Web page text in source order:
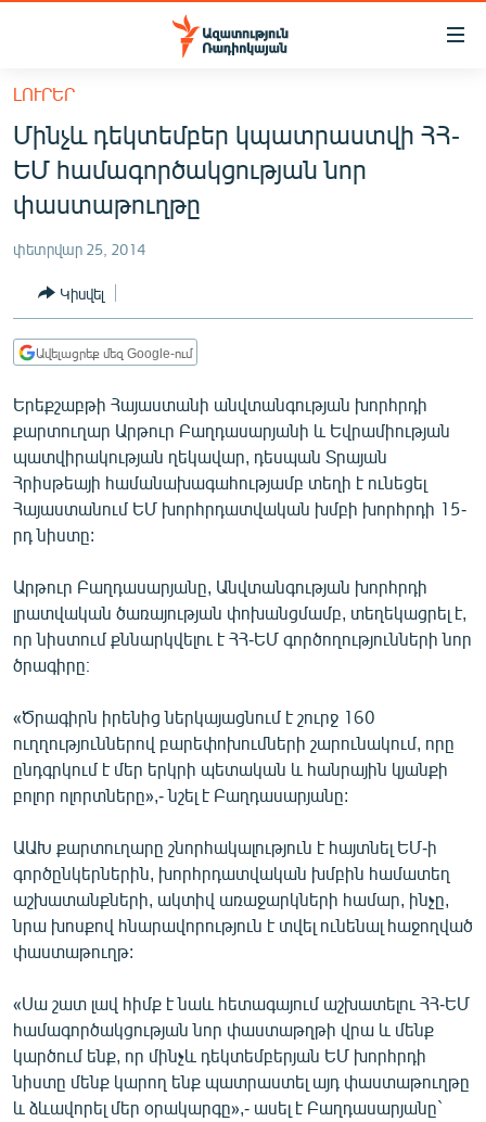
Մատչելիության
հիմնական
բովանդակությանը
Անցնել
հիմնական
մենյուին
ՀԱՅԱՍՏԱՆ
ՔԱՂԱՔԱԿԱՆ
ՀԱՍԱՐԱԿՈՒԹՅՈՒՆ
ՏՆՏԵՍՈՒԹՅՈՒՆ
ՊԱՏԵՐԱԶՄԻ 6 ՇԱԲԱԹՆԵՐԸ
ՏԱՐԱԾԱՇՐՋԱՆ
ՄԻՋԱԶԳԱՅԻՆ
ՄՇԱԿՈՒՅԹ
ՍՊՈՐՏ
ՄԵԿՆԱԲԱՆՈՒԹՅՈՒՆ
ՏՏ ԵՒ ԻՆՏԵՐՆԵՏ
ԱՐԽԻՎ
ՏԵՍԱՆՅՈՒԹԵՐ
ՁԳՏԵԼՈՎ ԼԱՎԱԳՈՒՅՆԻՆ
ՓՈԴՔԱՍԹ
Հայերեն
Русский
ՀԵՏԵՎԵՔ ՄԵԶ
ԼՈՒՐԵՐ
Մինչև դեկտեմբեր կպատրաստվի ՀՀ-
ԵՄ համագործակցության նոր
փաստաթուղթը
փետրվար 25, 2014
Կիսվել
Ավելացրեք մեզ Google-ում
Երեքշաբթի Հայաստանի անվտանգության խորհրդի
քարտուղար Արթուր Բաղդասարյանի և Եվրամիության
պատվիրակության ղեկավար, դեսպան Տրայան
Հրիսթեայի համանախագահությամբ տեղի է ունեցել
Հայաստանում ԵՄ խորհրդատվական խմբի խորհրդի 15-
րդ նիստը:
Արթուր Բաղդասարյանը, Անվտանգության խորհրդի
լրատվական ծառայության փոխանցմամբ, տեղեկացրել է,
որ նիստում քննարկվելու է ՀՀ-ԵՄ գործողությունների նոր
ծրագիրը։
«Ծրագիրն իրենից ներկայացնում է շուրջ 160
ուղղություններով բարեփոխումների շարունակում, որը
ընդգրկում է մեր երկրի պետական և հանրային կյանքի
բոլոր ոլորտները»,- նշել է Բաղդասարյանը:
ԱԱԽ քարտուղարը շնորհակալություն է հայտնել ԵՄ-ի
գործընկերներին, խորհրդատվական խմբին համատեղ
աշխատանքների, ակտիվ առաջարկների համար, ինչը,
նրա խոսքով հնարավորություն է տվել ունենալ հաջողված
փաստաթուղթ:
«Սա շատ լավ հիմք է նաև հետագայում աշխատելու ՀՀ-ԵՄ
համագործակցության նոր փաստաթղթի վրա և մենք
կարծում ենք, որ մինչև դեկտեմբերյան ԵՄ խորհրդի
նիստը մենք կարող ենք պատրաստել այդ փաստաթուղթը
և ձևավորել մեր օրակարգը»,- ասել է Բաղդասարյանը`